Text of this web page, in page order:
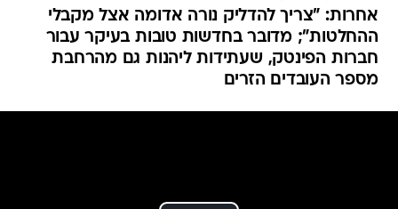
אחרות: "צריך להדליק נורה אדומה אצל מקבלי
ההחלטות"; מדובר בחדשות טובות בעיקר עבור
חברות הפינטק, שעתידות ליהנות גם מהרחבת
מספר העובדים הזרים